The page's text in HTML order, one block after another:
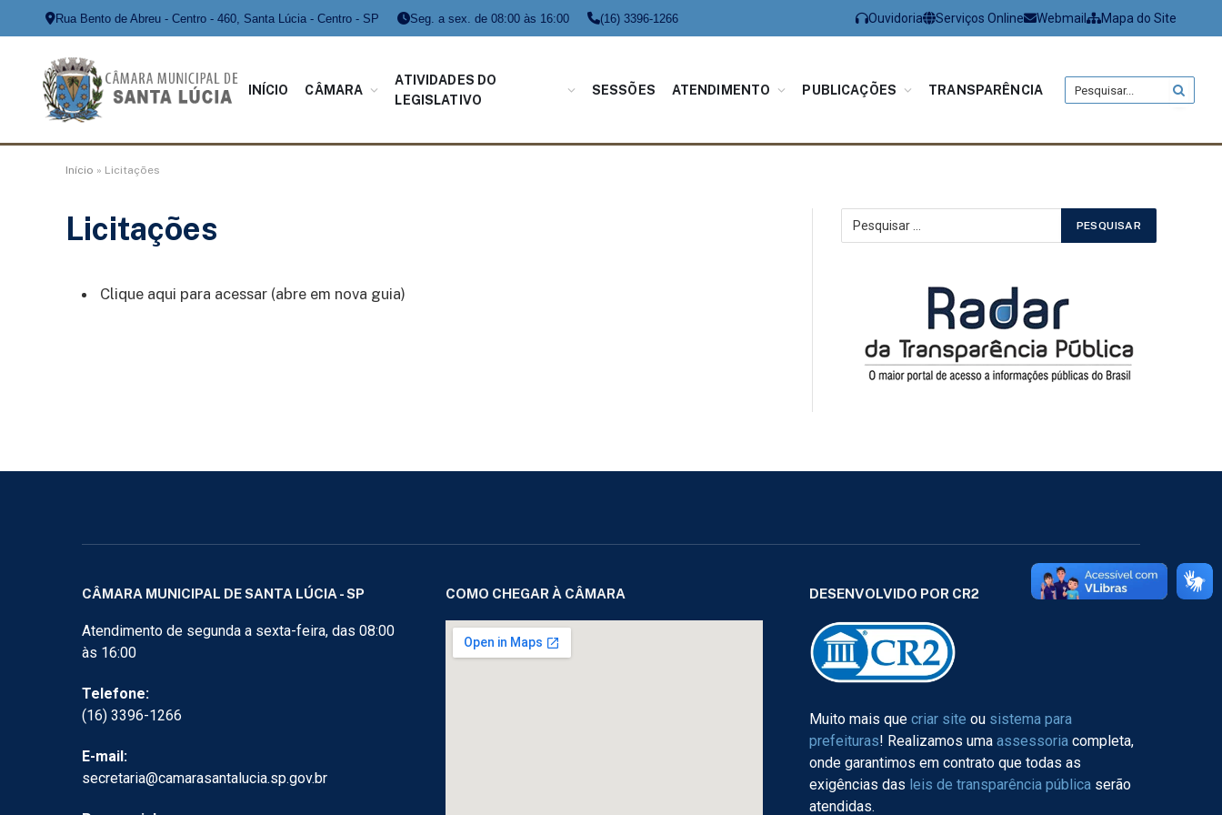
Rua Bento de Abreu - Centro - 460, Santa Lúcia - Centro - SP Seg. a sex. de 08:00 às 16:00 (16) 3396-1266 Ouvidoria Serviços Online Webmail Mapa do Site
INÍCIO CÂMARA
ATIVIDADES DO
LEGISLATIVO
SESSÕES ATENDIMENTO PUBLICAÇÕES TRANSPARÊNCIA
Início » Licitações
Licitações
Clique aqui para acessar (abre em nova guia)
CÂMARA MUNICIPAL DE SANTA LÚCIA - SP
Atendimento de segunda a sexta-feira, das 08:00
às 16:00
Telefone:
(16) 3396-1266
E-mail:
secretaria@camarasantalucia.sp.gov.br
COMO CHEGAR À CÂMARA DESENVOLVIDO POR CR2
Muito mais que criar site ou sistema para
prefeituras! Realizamos uma assessoriacompleta,
onde garantimos em contrato que todas as
exigências das leis de transparência públicaserão
atendidas.